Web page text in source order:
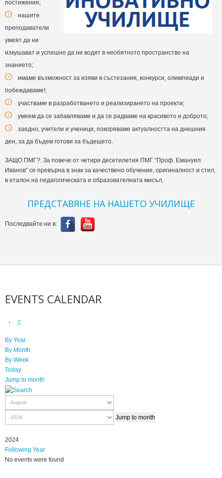
постижения;
нашите
преподаватели
умеят да ни
изкушават и успешно да ни водят в необятното пространство на
знанието;
имаме възможност за изяви в състезания, конкурси, олимпиади и
побеждаваме!;
участваме в разработването и реализирането на проекти;
умеем да се забавляваме и да се радваме на красивото и доброто;
заедно, учители и ученици, покоряваме актуалността на днешния
ден, за да бъдем готови за бъдещето.
ЗАЩО ПМГ?: За повече от четири десетилетия ПМГ “Проф. Емануил
Иванов” се превърна в знак за качествено обучение, оригиналност и стил,
в еталон на педагогическата и образователната мисъл.
ПРЕДСТАВЯНЕ НА НАШЕТО УЧИЛИЩЕ
Последвайте ни в:
EVENTS CALENDAR
By Year
By Month
By Week
Today
Jump to month
Jump to month
2024
Following Year
No events were found